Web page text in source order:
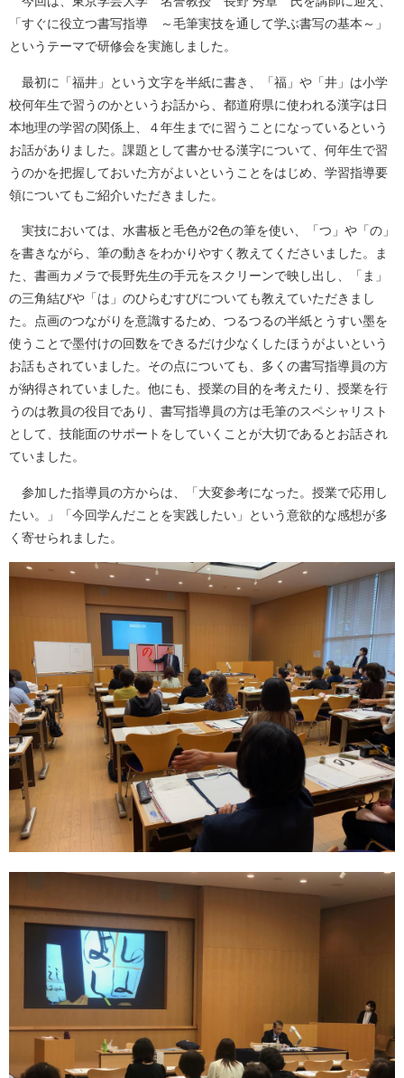
「すぐに役立つ書写指導 ～毛筆実技を通して学ぶ書写の基本～」
というテーマで研修会を実施しました。
最初に「福井」という文字を半紙に書き、「福」や「井」は小学
校何年生で習うのかというお話から、都道府県に使われる漢字は日
本地理の学習の関係上、４年生までに習うことになっているという
お話がありました。課題として書かせる漢字について、何年生で習
うのかを把握しておいた方がよいということをはじめ、学習指導要
領についてもご紹介いただきました。
実技においては、水書板と毛色が2色の筆を使い、「つ」や「の」
を書きながら、筆の動きをわかりやすく教えてくださいました。ま
た、書画カメラで長野先生の手元をスクリーンで映し出し、「ま」
の三角結びや「は」のひらむすびについても教えていただきまし
た。点画のつながりを意識するため、つるつるの半紙とうすい墨を
使うことで墨付けの回数をできるだけ少なくしたほうがよいという
お話もされていました。その点についても、多くの書写指導員の方
が納得されていました。他にも、授業の目的を考えたり、授業を行
うのは教員の役目であり、書写指導員の方は毛筆のスペシャリスト
として、技能面のサポートをしていくことが大切であるとお話され
ていました。
参加した指導員の方からは、「大変参考になった。授業で応用し
たい。」「今回学んだことを実践したい」という意欲的な感想が多
く寄せられました。